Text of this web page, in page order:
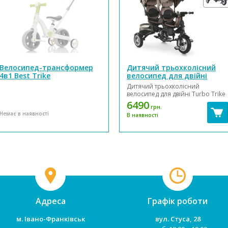
Велосипед-трансформер
4в1 Best Trike
Немає в наявності
Дитячий трьохколісний
велосипед для двійні
Turbo Trike MT 1004DUOS-3
Дитячий трьохколісний
велосипед для двійні Turbo Trike
MT 1004DUOS-3 - дозволить
одночасно катати двох малюків.
Він має міцну сталеву раму,
сидіння з високими м'якими
спинками та додатковими
6490 грн.
В наявності
Адреса
м. Івано-Франківськ
Графік роботи
вул. Стуса, 28